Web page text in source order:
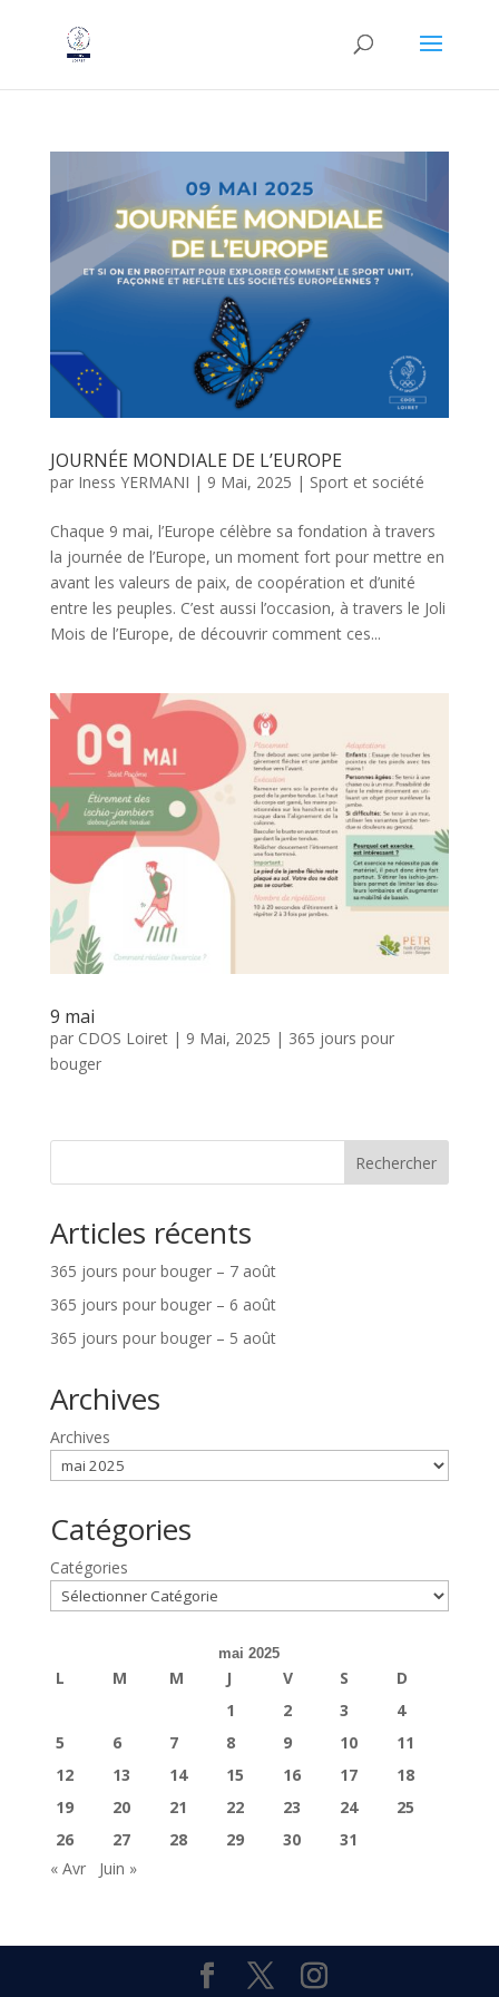
JOURNÉE MONDIALE DE L’EUROPE
par Iness YERMANI | 9 Mai, 2025 | Sport et société
Chaque 9 mai, l’Europe célèbre sa fondation à travers
la journée de l’Europe, un moment fort pour mettre en
avant les valeurs de paix, de coopération et d’unité
entre les peuples. C’est aussi l’occasion, à travers le Joli
Mois de l’Europe, de découvrir comment ces...
9 mai
par CDOS Loiret| 9 Mai, 2025 | 365 jours pour
bouger
Rechercher
Articles récents
365 jours pour bouger – 7 août
365 jours pour bouger – 6 août
365 jours pour bouger – 5 août
Archives
Archives
Catégories
Catégories
mai 2025
L M M J V S
D
1
2 3
4
5
6 7 8 9 10
11
12
13 14 15 16 17
18
19
20 21 22 23 24
25
26
27 28 29 30
31
« Avr
Juin »